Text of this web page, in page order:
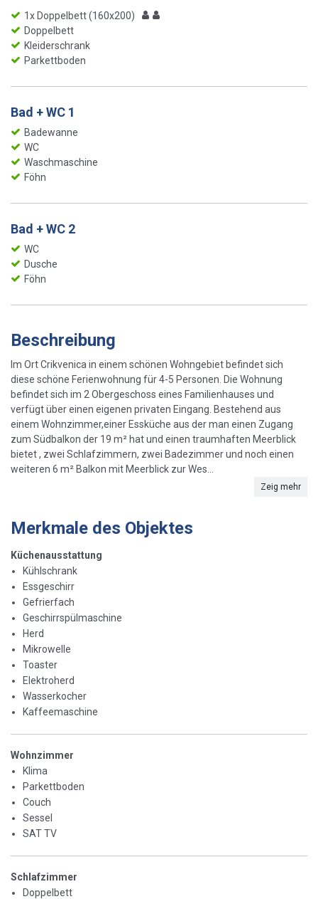
1x Doppelbett (160x200)
Doppelbett
Kleiderschrank
Parkettboden
Bad + WC 1
Badewanne
WC
Waschmaschine
Föhn
Bad + WC 2
WC
Dusche
Föhn
Beschreibung
Im Ort Crikvenica in einem schönen Wohngebiet befindet sich
diese schöne Ferienwohnung für 4-5 Personen. Die Wohnung
befindet sich im 2 Obergeschoss eines Familienhauses und
verfügt über einen eigenen privaten Eingang. Bestehend aus
einem Wohnzimmer,einer Essküche aus der man einen Zugang
zum Südbalkon der 19 m² hat und einen traumhaften Meerblick
bietet , zwei Schlafzimmern, zwei Badezimmer und noch einen
weiteren 6 m² Balkon mit Meerblick zur Wes...
Zeig mehr
Merkmale des Objektes
Küchenausstattung
Kühlschrank
Essgeschirr
Gefrierfach
Geschirrspülmaschine
Herd
Mikrowelle
Toaster
Elektroherd
Wasserkocher
Kaffeemaschine
Wohnzimmer
Klima
Parkettboden
Couch
Sessel
SAT TV
Schlafzimmer
Doppelbett